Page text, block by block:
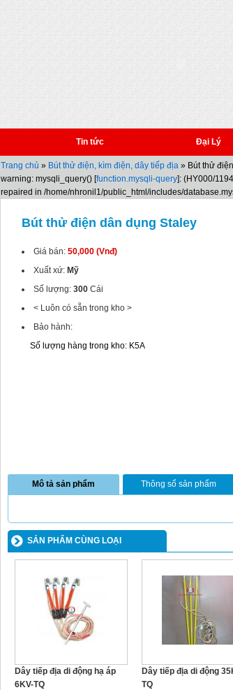
Tin tức Đại Lý
Trang chủ » Bút thử điện, kìm điện, dây tiếp địa » Bút thử
warning: mysqli_query() [function.mysqli-query]: (HY000/
repaired in /home/nhronil1/public_html/includes/
Bút thử điện dân dụng Staley
Giá bán: 50,000 (Vnđ)
Xuất xứ: Mỹ
Số lượng: 300 Cái
< Luôn có sẵn trong kho >
Bảo hành:
Số lượng hàng trong kho: K5A
Mô tả sản phẩm Thông số sản phẩm
SẢN PHẨM CÙNG LOẠI
Dây tiếp địa di động hạ áp
6KV-TQ
Dây tiếp địa di động
TQ